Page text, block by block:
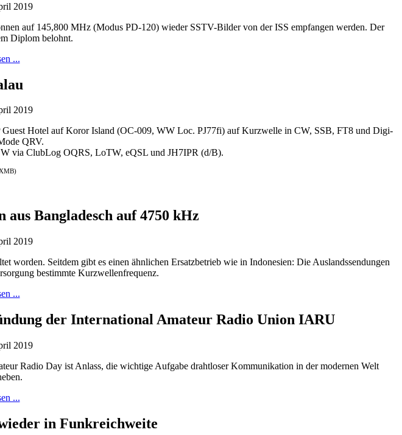
2019
auf 145,800 MHz (Modus PD-120) wieder SSTV-Bilder von der ISS empfangen werden. Der
Diplom belohnt.
...
2019
Hotel auf Koror Island (OC-009, WW Loc. PJ77fi) auf Kurzwelle in CW, SSB, FT8 und Digi-
QRV.
via ClubLog OQRS, LoTW, eQSL und JH7IPR (d/B).
aus Bangladesch auf 4750 kHz
2019
worden. Seitdem gibt es einen ähnlichen Ersatzbetrieb wie in Indonesien: Die Auslandssendungen
bestimmte Kurzwellenfrequenz.
...
der International Amateur Radio Union IARU
2019
Radio Day ist Anlass, die wichtige Aufgabe drahtloser Kommunikation in der modernen Welt
...
in Funkreichweite